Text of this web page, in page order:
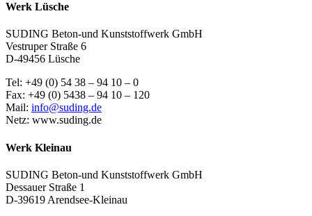
Werk Lüsche
SUDING Beton-und Kunststoffwerk GmbH
Vestruper Straße 6
D-49456 Lüsche
Tel: +49 (0) 54 38 – 94 10 – 0
Fax: +49 (0) 5438 – 94 10 – 120
Mail: info@suding.de
Netz: www.suding.de
Werk Kleinau
SUDING Beton-und Kunststoffwerk GmbH
Dessauer Straße 1
D-39619 Arendsee-Kleinau